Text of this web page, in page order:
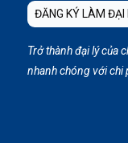
ĐĂNG KÝ LÀM ĐẠI
Trở thành đại lý của
nhanh chóng với chi